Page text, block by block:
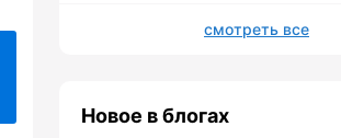
смотреть все
Новое в блогах